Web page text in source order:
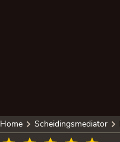
Home Scheidingsmediator